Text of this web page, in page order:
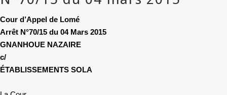
Cour d’Appel de Lomé
Arrêt N°70/15 du 04 Mars 2015
GNANHOUE NAZAIRE
c/
ÉTABLISSEMENTS SOLA